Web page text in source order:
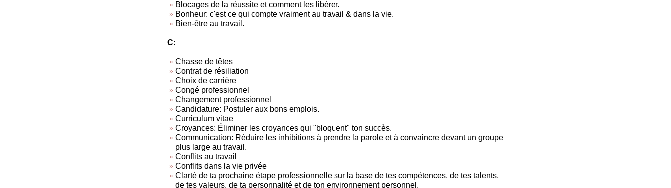
Blocages de la réussite et comment les libérer.
Bonheur: c'est ce qui compte vraiment au travail & dans la vie.
Bien-être au travail.
C:
Chasse de têtes
Contrat de résiliation
Choix de carrière
Congé professionnel
Changement professionnel
Candidature: Postuler aux bons emplois.
Curriculum vitae
Croyances: Éliminer les croyances qui "bloquent" ton succès.
Communication: Réduire les inhibitions à prendre la parole et à convaincre devant un groupe
plus large au travail.
Conflits au travail
Conflits dans la vie privée
Clarté de ta prochaine étape professionnelle sur la base de tes compétences, de tes talents,
de tes valeurs, de ta personnalité et de ton environnement personnel.